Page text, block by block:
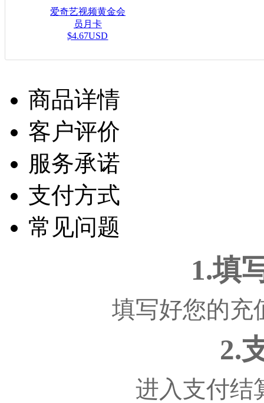
爱奇艺视频黄金会
员月卡
$4.67USD
商品详情
客户评价
服务承诺
支付方式
常见问题
1.填
填写好您的充
2.
进入支付结